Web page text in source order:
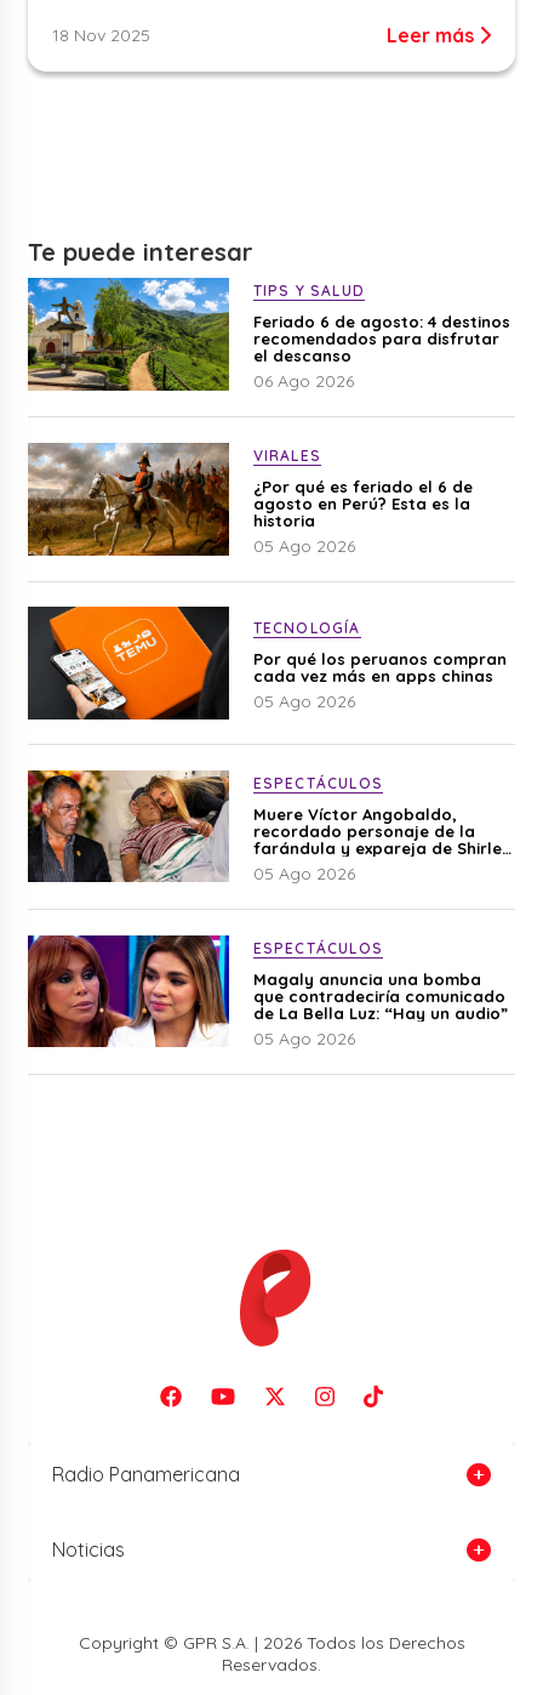
18 Nov 2025 Leer más
Te puede interesar
TIPS Y SALUD
Feriado 6 de agosto: 4 destinos
recomendados para disfrutar
el descanso
06 Ago 2026
VIRALES
¿Por qué es feriado el 6 de
agosto en Perú? Esta es la
historia
05 Ago 2026
TECNOLOGÍA
Por qué los peruanos compran
cada vez más en apps chinas
05 Ago 2026
ESPECTÁCULOS
Muere Víctor Angobaldo,
recordado personaje de la
farándula y expareja de Shirley
Cherres
05 Ago 2026
ESPECTÁCULOS
Magaly anuncia una bomba
que contradeciría comunicado
de La Bella Luz: “Hay un audio”
05 Ago 2026
Radio Panamericana
Noticias
Copyright © GPR S.A. | 2026 Todos los Derechos
Reservados.